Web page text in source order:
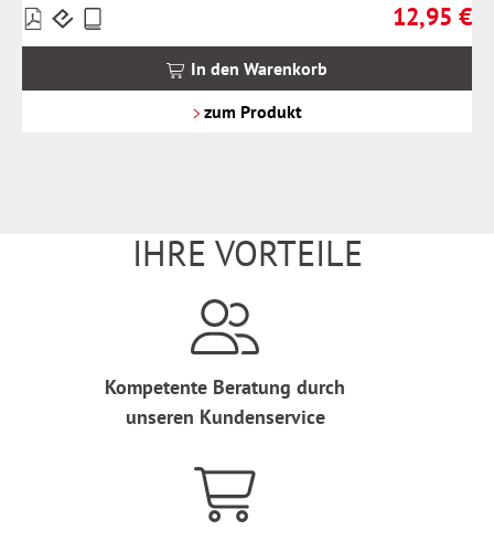
Regulärer
12,95 €
Preise
inkl.
In den Warenkorb
zum Produkt
IHRE VORTEILE
Kompetente Beratung durch
unseren Kundenservice